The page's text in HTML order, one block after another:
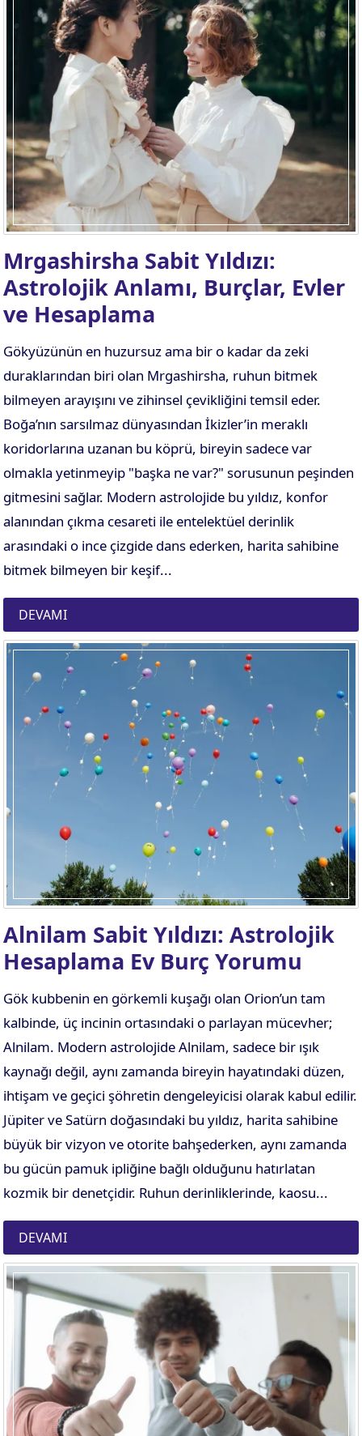
Mrgashirsha Sabit Yıldızı:
Astrolojik Anlamı, Burçlar, Evler
ve Hesaplama
Gökyüzünün en huzursuz ama bir o kadar da zeki
duraklarından biri olan Mrgashirsha, ruhun bitmek
bilmeyen arayışını ve zihinsel çevikliğini temsil eder.
Boğa’nın sarsılmaz dünyasından İkizler’in meraklı
koridorlarına uzanan bu köprü, bireyin sadece var
olmakla yetinmeyip "başka ne var?" sorusunun peşinden
gitmesini sağlar. Modern astrolojide bu yıldız, konfor
alanından çıkma cesareti ile entelektüel derinlik
arasındaki o ince çizgide dans ederken, harita sahibine
bitmek bilmeyen bir keşif...
DEVAMI
Alnilam Sabit Yıldızı: Astrolojik
Hesaplama Ev Burç Yorumu
Gök kubbenin en görkemli kuşağı olan Orion’un tam
kalbinde, üç incinin ortasındaki o parlayan mücevher;
Alnilam. Modern astrolojide Alnilam, sadece bir ışık
kaynağı değil, aynı zamanda bireyin hayatındaki düzen,
ihtişam ve geçici şöhretin dengeleyicisi olarak kabul edilir.
Jüpiter ve Satürn doğasındaki bu yıldız, harita sahibine
büyük bir vizyon ve otorite bahşederken, aynı zamanda
bu gücün pamuk ipliğine bağlı olduğunu hatırlatan
kozmik bir denetçidir. Ruhun derinliklerinde, kaosu...
DEVAMI